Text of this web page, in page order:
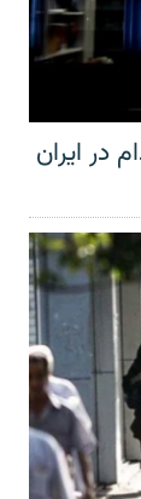
در ایران